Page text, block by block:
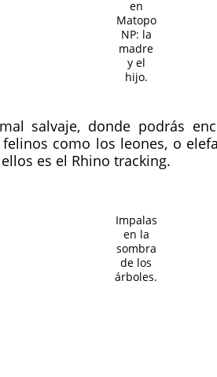
en
Matopo
NP: la
madre
y el
hijo.
salvaje, donde podrás
como los leones, o
es el Rhino tracking.
Impalas
en la
sombra
de los
árboles.